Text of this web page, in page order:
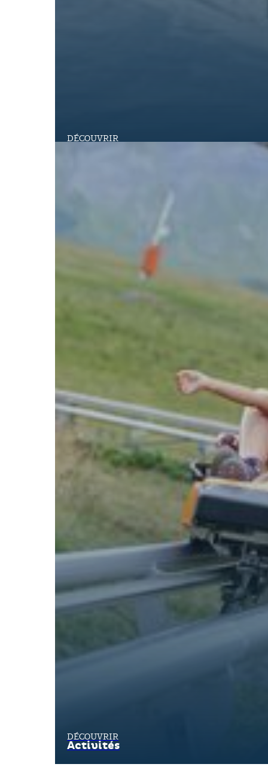
DÉCOUVRIR
Forfaits Remontées mécaniques
DÉCOUVRIR
Activités